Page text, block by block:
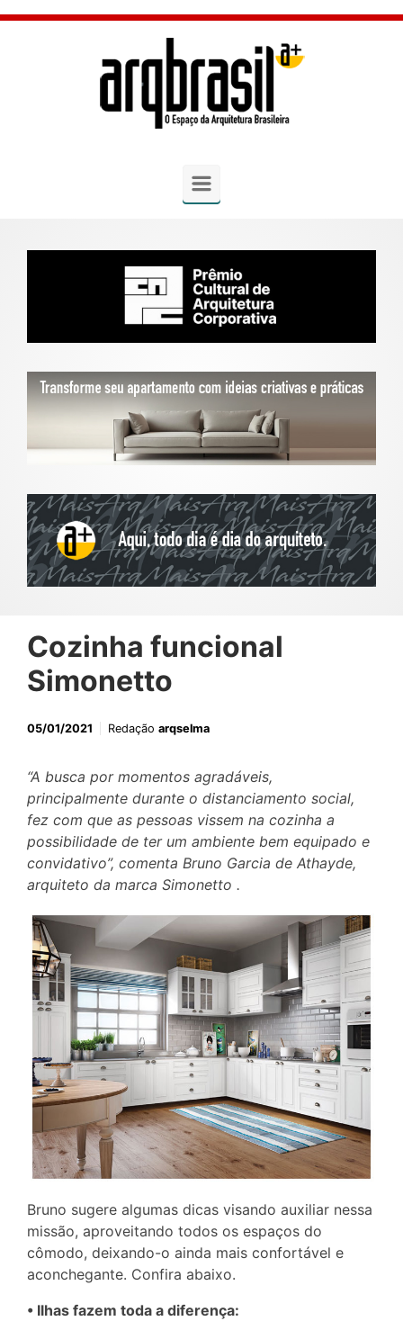
Skip to main content
Cozinha funcional
Simonetto
05/01/2021 Redação arqselma
“A busca por momentos agradáveis,
principalmente durante o distanciamento social,
fez com que as pessoas vissem na cozinha a
possibilidade de ter um ambiente bem equipado e
convidativo”, comenta Bruno Garcia de Athayde,
arquiteto da marca Simonetto .
Bruno sugere algumas dicas visando auxiliar nessa
missão, aproveitando todos os espaços do
cômodo, deixando-o ainda mais confortável e
aconchegante. Confira abaixo.
• Ilhas fazem toda a diferença: